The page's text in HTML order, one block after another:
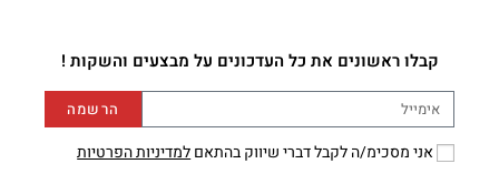
קבלו ראשונים את כל העדכונים על מבצעים והשקות !
אני מסכימ/ה לקבל דברי שיווק בהתאםלמדיניות הפרטיות
הרשמה